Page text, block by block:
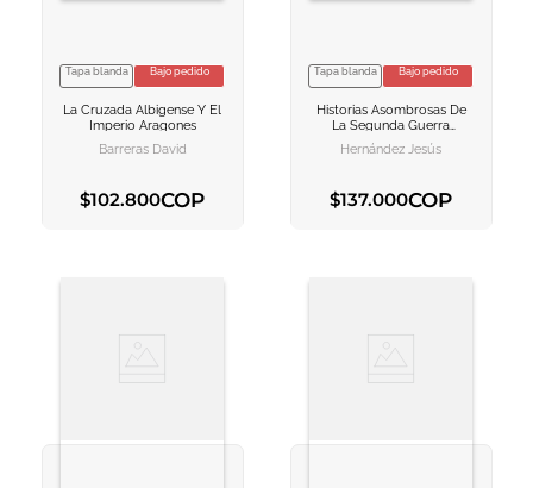
VER INFORMACION
AGREGAR AL
Tapa blanda Bajo pedido
La Cruzada Albigense Y El
Imperio Aragones
Barreras David
$102.800COP
VER INFORMACION
AGREGAR AL
Tapa blanda Bajo pedido
Historias Asombrosas De
La Segunda Guerra
Mundial
Hernández Jesús
$137.000COP